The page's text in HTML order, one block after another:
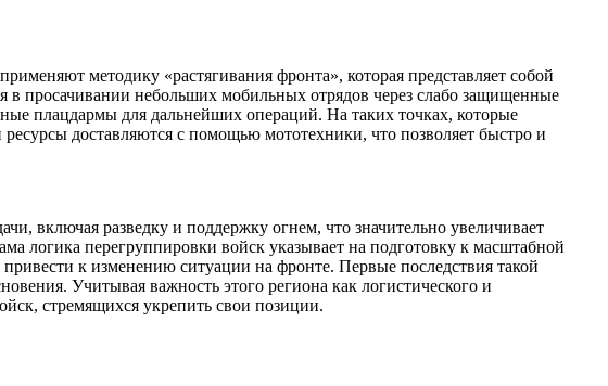
методику «растягивания фронта», которая представляет собой
в просачивании небольших мобильных отрядов через слабо защищенные
плацдармы для дальнейших операций. На таких точках, которые
доставляются с помощью мототехники, что позволяет быстро и
включая разведку и поддержку огнем, что значительно увеличивает
логика перегруппировки войск указывает на подготовку к масштабной
к изменению ситуации на фронте. Первые последствия такой
Учитывая важность этого региона как логистического и
стремящихся укрепить свои позиции.